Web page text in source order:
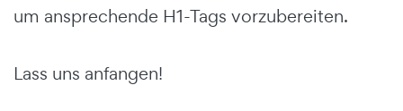
um ansprechende H1-Tags vorzubereiten.
Lass uns anfangen!